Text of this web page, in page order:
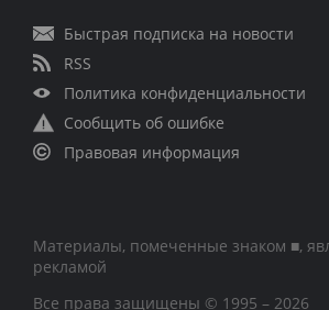
Быстрая подписка на новости
RSS
Политика конфиденциальности
Сообщить об ошибке
Правовая информация
Материалы, помеченные знаком ■,
рекламой
Все права защищены © 1995 – 2026